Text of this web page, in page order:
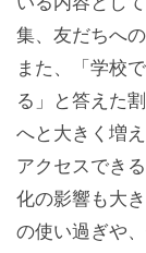
集、友だちへ
また、「学校
る」と答えた
へと大きく増
アクセスでき
化の影響も大
の使い過ぎや